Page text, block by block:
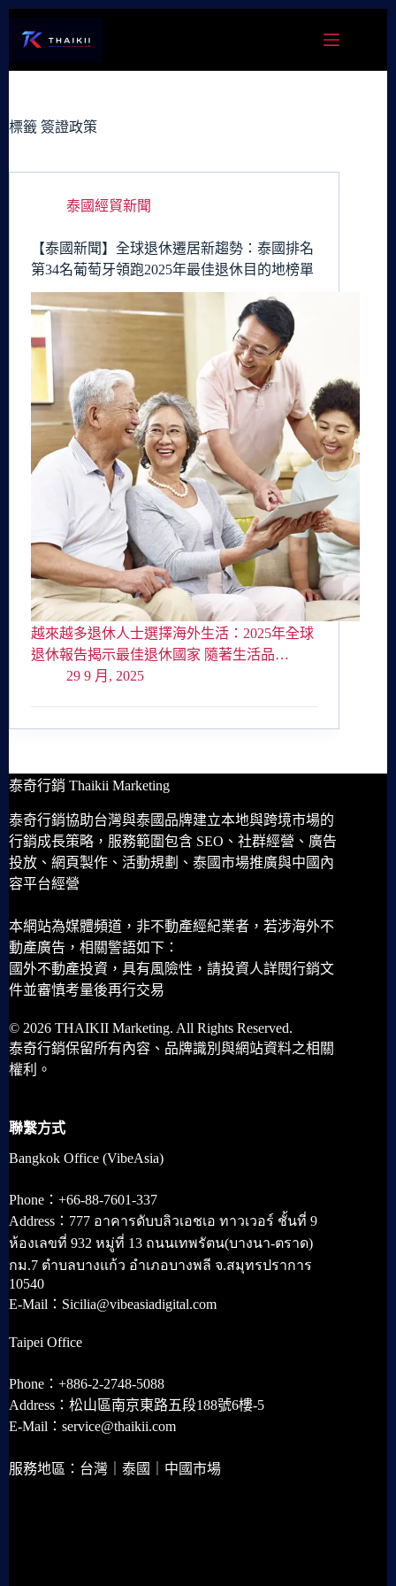
容
標籤 簽證政策
泰國經貿新聞
【泰國新聞】全球退休遷居新趨勢：泰國排名
第34名葡萄牙領跑2025年最佳退休目的地榜單
越來越多退休人士選擇海外生活：2025年全球
退休報告揭示最佳退休國家 隨著生活品…
29 9 月, 2025
泰奇行銷 Thaikii Marketing
泰奇行銷協助台灣與泰國品牌建立本地與跨境市場的
行銷成長策略，服務範圍包含 SEO、社群經營、廣告
投放、網頁製作、活動規劃、泰國市場推廣與中國內
容平台經營
本網站為媒體頻道，非不動產經紀業者，若涉海外不
動產廣告，相關警語如下：
國外不動產投資，具有風險性，請投資人詳閱行銷文
件並審慎考量後再行交易
© 2026 THAIKII Marketing. All Rights Reserved.
泰奇行銷保留所有內容、品牌識別與網站資料之相關
權利。
聯繫方式
Bangkok Office (VibeAsia)
Phone：+66-88-7601-337
Address：777 อาคารดับบลิวเอชเอ ทาวเวอร์ ชั้นที่ 9
ห้องเลขที่ 932 หมู่ที่ 13 ถนนเทพรัตน(บางนา-ตราด)
กม.7 ตำบลบางแก้ว อำเภอบางพลี จ.สมุทรปราการ
10540
E-Mail：Sicilia@vibeasiadigital.com
Taipei Office
Phone：+886-2-2748-5088
Address：松山區南京東路五段188號6樓-5
E-Mail：service@thaikii.com
服務地區：台灣｜泰國｜中國市場